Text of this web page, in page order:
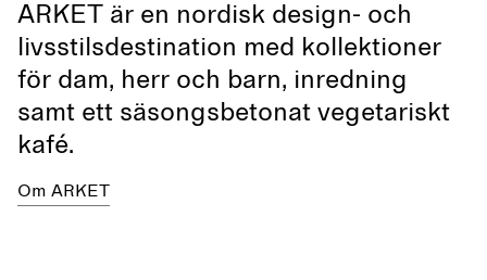
ARKET är en nordisk design- och
livsstilsdestination med kollektioner
för dam, herr och barn, inredning
samt ett säsongsbetonat vegetariskt
kafé.
Om ARKET